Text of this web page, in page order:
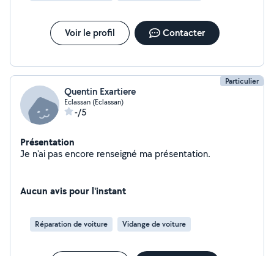
Voir le profil Contacter
Particulier
Quentin Exartiere
Eclassan (Eclassan)
-/5
Présentation
Je n'ai pas encore renseigné ma présentation.
Aucun avis pour l'instant
Réparation de voiture Vidange de voiture